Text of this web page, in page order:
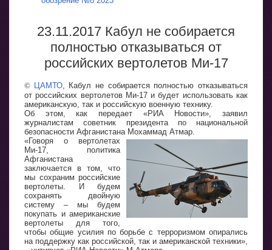
23.11.2017 Кабул не собирается
полностью отказываться от
российских вертолетов Ми-17
© ЦАМТО, Кабул не собирается полностью отказываться
от российских вертолетов Ми-17 и будет использовать как
американскую, так и российскую военную технику.
Об этом, как передает «РИА Новости», заявил
журналистам советник президента по национальной
безопасности Афганистана Мохаммад Атмар.
«Говоря о вертолетах
Ми-17, политика
Афганистана
заключается в том, что
мы сохраним российские
вертолеты. И будем
сохранять двойную
систему – мы будем
покупать и американские
вертолеты для того,
чтобы общие усилия по борьбе с терроризмом опирались
на поддержку как российской, так и американской техники»,